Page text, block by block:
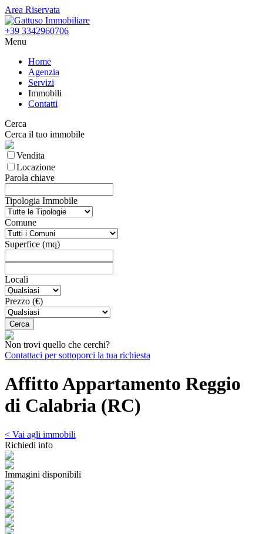
Area Riservata
+39 3342960706
Menu
Home
Agenzia
Servizi
Immobili
Contatti
Cerca
Cerca il tuo immobile
Vendita
Locazione
Parola chiave
Tipologia Immobile
Comune
Superfice (mq)
Locali
Prezzo (€)
Non trovi quello che cerchi?
Contattaci per sottoporci la tua richiesta
Affitto Appartamento Reggio
di Calabria (RC)
< Vai agli immobili
Richiedi info
Immagini disponibili